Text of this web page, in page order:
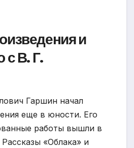
и
с В. Г.
Гаршин начал
еще в юности. Его
работы вышли в
«Облака» и